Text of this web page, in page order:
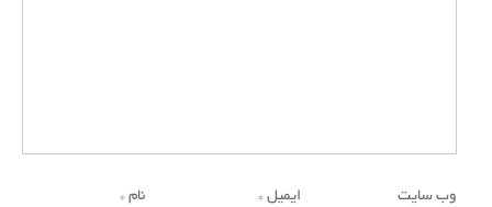
نام* ایمیل* وب‌ سایت